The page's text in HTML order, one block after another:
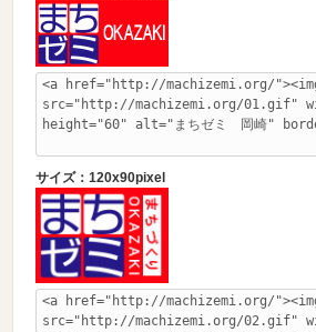
サイズ：120x90pixel